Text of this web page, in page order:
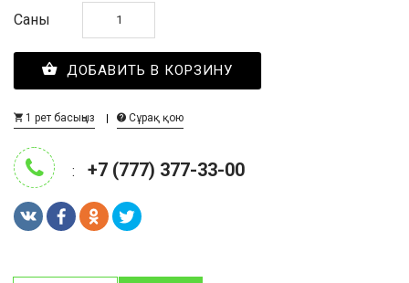
Саны
ДОБАВИТЬ В КОРЗИНУ
1 рет басыңыз Сұрақ қою
: +7 (777) 377-33-00